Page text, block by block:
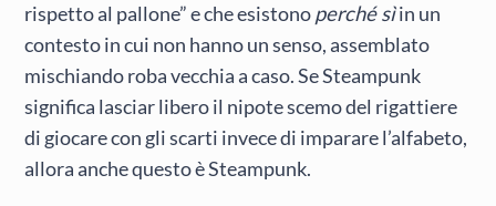
rispetto al pallone” e che esistonoperché sìin un
contesto in cui non hanno un senso, assemblato
mischiando roba vecchia a caso. Se Steampunk
significa lasciar libero il nipote scemo del rigattiere
di giocare con gli scarti invece di imparare l’alfabeto,
allora anche questo è Steampunk.